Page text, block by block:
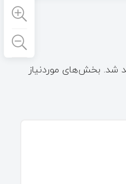
شد. بخش‌های موردنیاز